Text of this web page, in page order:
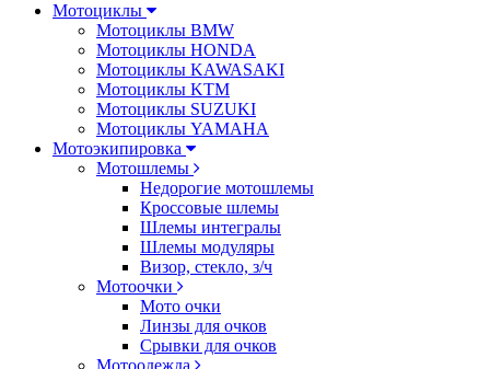
Мотоциклы
Мотоциклы BMW
Мотоциклы HONDA
Мотоциклы KAWASAKI
Мотоциклы KTM
Мотоциклы SUZUKI
Мотоциклы YAMAHA
Мотоэкипировка
Мотошлемы
Недорогие мотошлемы
Кроссовые шлемы
Шлемы интегралы
Шлемы модуляры
Визор, стекло, з/ч
Мотоочки
Мото очки
Линзы для очков
Срывки для очков
Мотоодежда